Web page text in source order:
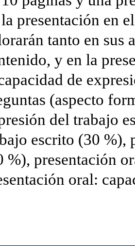
presentación en
tanto en sus
y en la
de
(aspecto
del trabajo
escrito (30 %),
%), presentación
oral: